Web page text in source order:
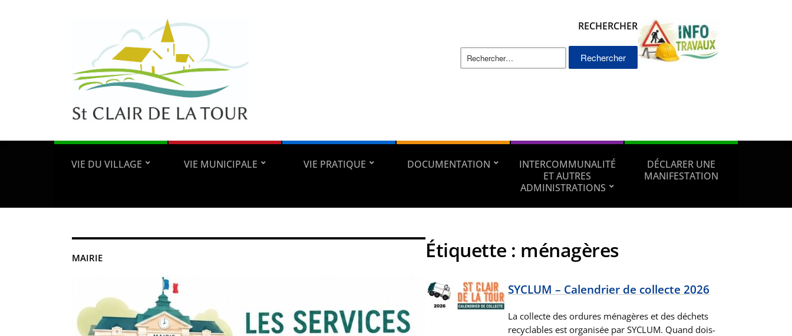
RECHERCHER
Rechercher :
VIE DU VILLAGE VIE MUNICIPALE VIE PRATIQUE DOCUMENTATION
INTERCOMMUNALITÉ
ET AUTRES
ADMINISTRATIONS
DÉCLARER UNE
MANIFESTATION
MAIRIE Étiquette : ménagères
SYCLUM – Calendrier de collecte 2026
La collecte des ordures ménagères et des déchets
recyclables est organisée par SYCLUM. Quand dois-